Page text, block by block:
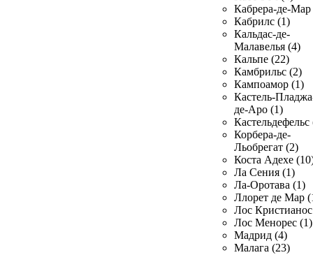
Кабрера-де-Мар
Кабрилс (1)
Кальдас-де-
Малавелья (4)
Кальпе (22)
Камбрильс (2)
Кампоамор (1)
Кастель-
де-Аро (1)
Кастельдефельс
Корбера-де-
Льобрегат (2)
Коста Адехе
Ла Сения (1)
Ла-Оротава (1)
Ллорет де Мар
Лос
Лос Менорес (1)
Мадрид (4)
Малага (23)